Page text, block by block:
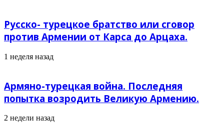
Русско- турецкое братство или сговор
против Армении от Карса до Арцаха.
1 неделя назад
Армяно-турецкая война. Последняя
попытка возродить Великую Армению.
2 недели назад